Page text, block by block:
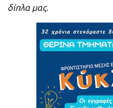
δίπλα μας.